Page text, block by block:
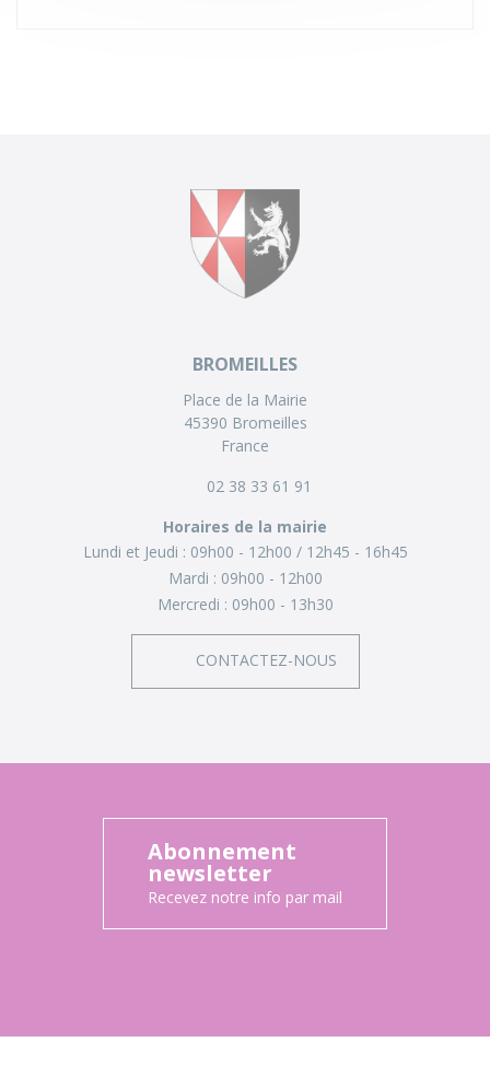
BROMEILLES
Place de la Mairie
45390 Bromeilles
France
02 38 33 61 91
Horaires de la mairie
Lundi et Jeudi : 09h00 - 12h00
12h45 - 16h45
Mardi : 09h00 - 12h00
Mercredi : 09h00 - 13h30
CONTACTEZ-NOUS
Abonnement
newsletter
Recevez notre info par mail